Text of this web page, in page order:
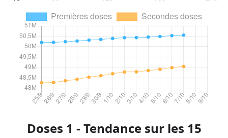
Doses 1 - Tendance sur les 15